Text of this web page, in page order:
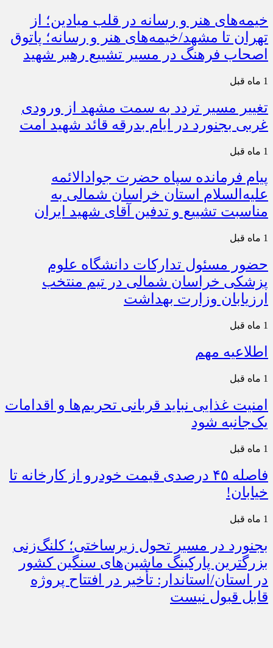
خیمه‌های هنر و رسانه در قلب میادین؛ از
تهران تا مشهد/خیمه‌های هنر و رسانه؛ پاتوق
اصحاب فرهنگ در مسیر تشییع رهبر شهید
1 ماه قبل
تغییر مسیر تردد به سمت مشهد از ورودی
غربی بجنورد در ایام بدرقه قائد شهید امت
1 ماه قبل
پیام فرمانده سپاه حضرت جوادالائمه
علیه‌السلام استان خراسان شمالی به
مناسبت تشییع و تدفین آقای شهید ایران
1 ماه قبل
حضور مسئول تدارکات دانشگاه علوم
پزشکی خراسان شمالی در تیم منتخب
ارزیابان وزارت بهداشت
1 ماه قبل
اطلاعیه مهم
1 ماه قبل
امنیت غذایی نباید قربانی تحریم‌ها و اقدامات
یک‌جانبه شود
1 ماه قبل
فاصله ۴۵ درصدی قیمت خودرو از کارخانه تا
خیابان!
1 ماه قبل
بجنورد در مسیر تحول زیرساختی؛ کلنگ‌زنی
بزرگترین پارکینگ ماشین‌های سنگین کشور
در استان/استاندار: تأخیر در افتتاح پروژه
قابل قبول نیست